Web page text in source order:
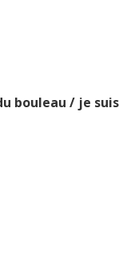
bouleau / je